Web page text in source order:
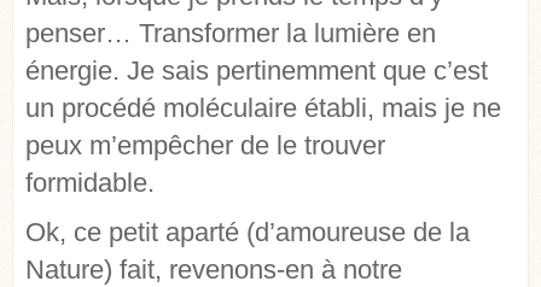
penser… Transformer la lumière en
énergie. Je sais pertinemment que c’est
un procédé moléculaire établi, mais je ne
peux m’empêcher de le trouver
formidable.
Ok, ce petit aparté (d’amoureuse de la
Nature) fait, revenons-en à notre